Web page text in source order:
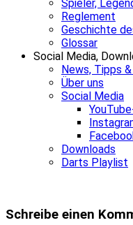
Spieler,
Reglement
Geschichte
Glossar
Social Media,
News, Tipps
Über uns
Social Media
Downloads
Darts Playlist
Schreibe einen